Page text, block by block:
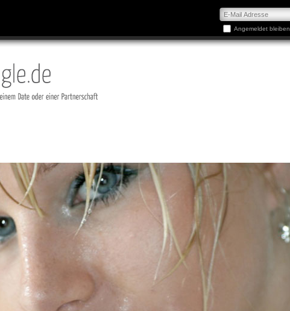
Angemeldet bleiben